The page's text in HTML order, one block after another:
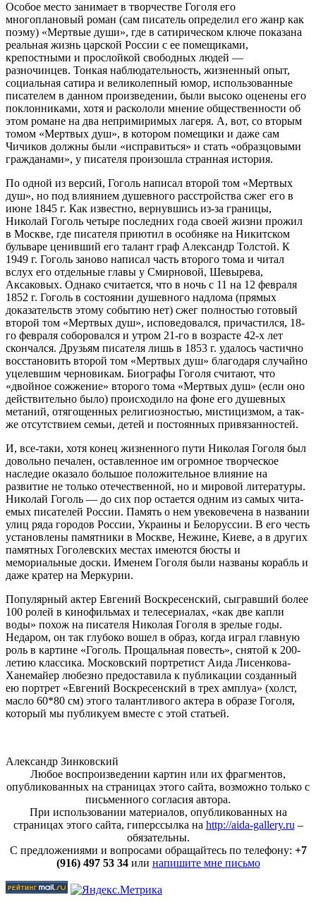
Особое место занимает в творчестве Гоголя его
многоплановый роман (сам писатель определил его жанр как
поэму) «Мертвые души», где в сатирическом ключе показана
реальная жизнь царской России с ее помещиками,
крепостными и прослойкой свободных людей —
разночинцев. Тонкая наблюдательность, жизненный опыт,
социальная сатира и великолепный юмор, использованные
писателем в данном произ­ведении, были высоко оценены его
поклонниками, хотя и раскололи мнение общественности об
этом романе на два непримиримых лагеря. А, вот, со вто­рым
томом «Мертвых душ», в котором помещики и да­же сам
Чичиков должны были «исправиться» и стать «образцовыми
гражданами», у писателя произошла странная история.
По одной из версий, Гоголь написал второй том «Мертвых
душ», но под влиянием душевного рас­стройства сжег его в
июне 1845 г. Как известно, вернувшись из-за границы,
Николай Гоголь четыре последних года своей жизни прожил
в Москве, где писателя приютил в особняке на Никитском
буль­варе ценивший его талант граф Александр Толстой. К
1949 г. Гоголь заново написал часть второго тома и читал
вслух его отдельные главы у Смирновой, Шевырева,
Аксаковых. Однако считается, что в ночь с 11 на 12 февраля
1852 г. Гоголь в состоянии душев­ного надлома (прямых
доказательств этому событию нет) сжег полностью готовый
второй том «Мертвых душ», исповедовался, причастился, 18-
го февра­ля соборовался и утром 21-го в возрасте 42-х лет
скончался. Друзьям писателя лишь в 1853 г. удалось частично
восстановить второй том «Мертвых душ» благодаря случайно
уцелевшим черновикам. Био­графы Гоголя считают, что
«двойное сожжение» вто­рого тома «Мертвых душ» (если оно
действительно было) происходило на фоне его душевных
метаний, отягощенных религиозностью, мистицизмом, а так­
же отсутствием семьи, детей и постоянных привя­занностей.
И, все-таки, хотя конец жизненного пути Нико­лая Гоголя был
довольно печален, оставленное им огромное творческое
наследие оказало большое положительное влияние на
развитие не только от­ечественной, но и мировой литературы.
Николай Гоголь — до сих пор остается одним из самых чита­
емых писателей России. Память о нем увековечена в названии
улиц ряда городов России, Украины и Бе­лоруссии. В его честь
установлены памятники в Мо­скве, Нежине, Киеве, а в других
памятных Гоголевских местах имеются бюсты и
мемориальные доски. Име­нем Гоголя были названы корабль и
даже кратер на Меркурии.
Популярный актер Евгений Воскресенский, сыграв­ший более
100 ролей в кинофильмах и телесериалах, «как две капли
воды» похож на писателя Николая Го­голя в зрелые годы.
Недаром, он так глубоко вошел в образ, когда играл главную
роль в картине «Гоголь. Прощальная повесть», снятой к 200-
летию классика. Московский портретист Аида Лисенкова-
Ханемай­ер любезно предоставила к публикации созданный
ею портрет «Евгений Воскресенский в трех амплуа» (холст,
масло 60*80 см) этого талантливого актера в образе Гоголя,
который мы публикуем вместе с этой статьей.
Александр Зинковский
Любое воспроизведении картин или их фрагментов,
опубликованных на страницах этого сайта, возможно только с
письменного согласия автора.
При использовании материалов, опубликованных на
страницах этого сайта, гиперссылка на http://aida-gallery.ru –
обязательны.
С предложениями и вопросами обращайтесь по телефону: +7
(916) 497 53 34или напишите мне письмо